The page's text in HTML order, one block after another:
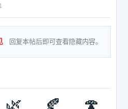
回复本帖后即可查看隐藏内容。
🌿 🍂 🍄